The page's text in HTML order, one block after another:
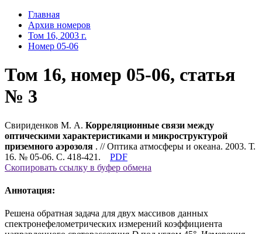
Главная
Архив номеров
Том 16, 2003 г.
Номер 05-06
Том 16, номер 05-06, статья
№ 3
Свириденков М. А. Корреляционные связи между
оптическими характеристиками и микроструктурой
приземного аэрозоля . // Оптика атмосферы и океана. 2003. Т.
16. № 05-06. С. 418-421.
PDF
Скопировать ссылку в буфер обмена
Аннотация:
Решена обратная задача для двух массивов данных
спектронефелометрических измерений коэффициента